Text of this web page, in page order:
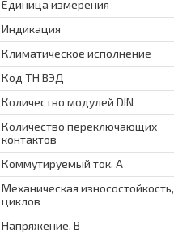
Единица измерения
Индикация
Климатическое исполнение
Код ТН ВЭД
Количество модулей DIN
Количество переключающих
контактов
Коммутируемый ток, А
Механическая износостойкость,
циклов
Напряжение, В